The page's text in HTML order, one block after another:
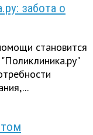
забота о
становится